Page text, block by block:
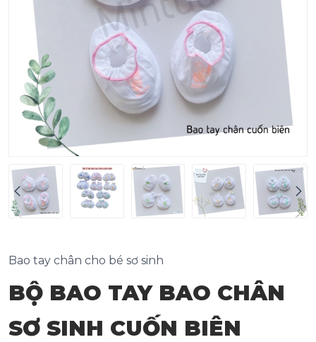
Bao tay chân cho bé sơ sinh
BỘ BAO TAY BAO CHÂN
SƠ SINH CUỐN BIÊN